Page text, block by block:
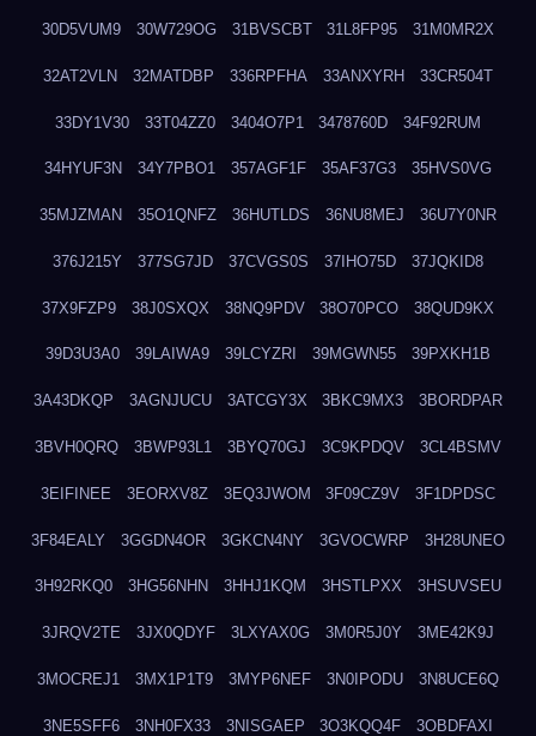
30D5VUM9 30W729OG 31BVSCBT 31L8FP95 31M0MR2X
32AT2VLN 32MATDBP 336RPFHA 33ANXYRH 33CR504T
33DY1V30 33T04ZZ0 3404O7P1 3478760D 34F92RUM
34HYUF3N 34Y7PBO1 357AGF1F 35AF37G3 35HVS0VG
35MJZMAN 35O1QNFZ 36HUTLDS 36NU8MEJ 36U7Y0NR
376J215Y 377SG7JD 37CVGS0S 37IHO75D 37JQKID8
37X9FZP9 38J0SXQX 38NQ9PDV 38O70PCO 38QUD9KX
39D3U3A0 39LAIWA9 39LCYZRI 39MGWN55 39PXKH1B
3A43DKQP 3AGNJUCU 3ATCGY3X 3BKC9MX3 3BORDPAR
3BVH0QRQ 3BWP93L1 3BYQ70GJ 3C9KPDQV 3CL4BSMV
3EIFINEE 3EORXV8Z 3EQ3JWOM 3F09CZ9V 3F1DPDSC
3F84EALY 3GGDN4OR 3GKCN4NY 3GVOCWRP 3H28UNEO
3H92RKQ0 3HG56NHN 3HHJ1KQM 3HSTLPXX 3HSUVSEU
3JRQV2TE 3JX0QDYF 3LXYAX0G 3M0R5J0Y 3ME42K9J
3MOCREJ1 3MX1P1T9 3MYP6NEF 3N0IPODU 3N8UCE6Q
3NE5SFF6 3NH0FX33 3NISGAEP 3O3KQQ4F 3OBDFAXI